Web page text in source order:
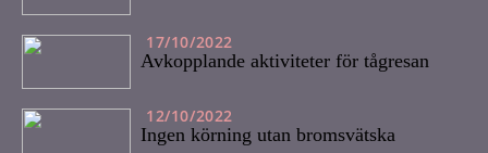
17/10/2022
Avkopplande aktiviteter för tågresan
12/10/2022
Ingen körning utan bromsvätska